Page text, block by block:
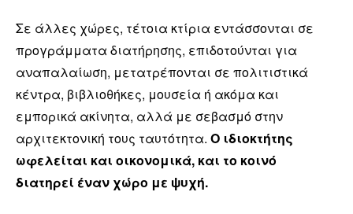
Σε άλλες χώρες, τέτοια κτίρια εντάσσονται σε
προγράμματα διατήρησης, επιδοτούνται για
αναπαλαίωση, μετατρέπονται σε πολιτιστικά
κέντρα, βιβλιοθήκες, μουσεία ή ακόμα και
εμπορικά ακίνητα, αλλά με σεβασμό στην
αρχιτεκτονική τους ταυτότητα. Ο ιδιοκτήτης
ωφελείται και οικονομικά, και το κοινό
διατηρεί έναν χώρο με ψυχή.